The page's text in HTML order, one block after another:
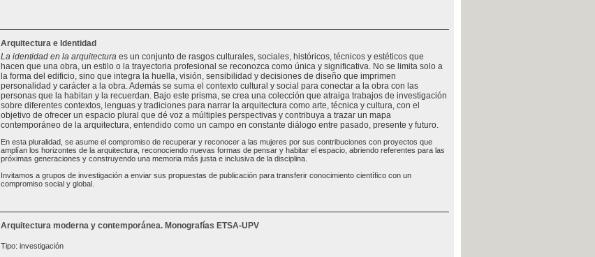
Arquitectura e Identidad
La identidad en la arquitectura es un conjunto de rasgos culturales, sociales, históricos, técnicos y estéticos que
hacen que una obra, un estilo o la trayectoria profesional se reconozca como única y significativa. No se limita solo a
la forma del edificio, sino que integra la huella, visión, sensibilidad y decisiones de diseño que imprimen
personalidad y carácter a la obra. Además se suma el contexto cultural y social para conectar a la obra con las
personas que la habitan y la recuerdan. Bajo este prisma, se crea una colección que atraiga trabajos de investigación
sobre diferentes contextos, lenguas y tradiciones para narrar la arquitectura como arte, técnica y cultura, con el
objetivo de ofrecer un espacio plural que dé voz a múltiples perspectivas y contribuya a trazar un mapa
contemporáneo de la arquitectura, entendido como un campo en constante diálogo entre pasado, presente y futuro.
En esta pluralidad, se asume el compromiso de recuperar y reconocer a las mujeres por sus contribuciones con proyectos que
amplían los horizontes de la arquitectura, reconociendo nuevas formas de pensar y habitar el espacio, abriendo referentes para las
próximas generaciones y construyendo una memoria más justa e inclusiva de la disciplina.
Invitamos a grupos de investigación a enviar sus propuestas de publicación para transferir conocimiento científico con un
compromiso social y global.
Arquitectura moderna y contemporánea. Monografías ETSA-UPV
Tipo: investigación